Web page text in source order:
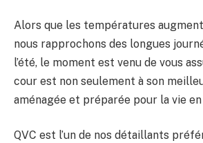
Alors que les températures
nous rapprochons des longues
l’été, le moment est venu de vous
cour est non seulement à son
aménagée et préparée pour la vie
QVC est l’un de nos détaillants